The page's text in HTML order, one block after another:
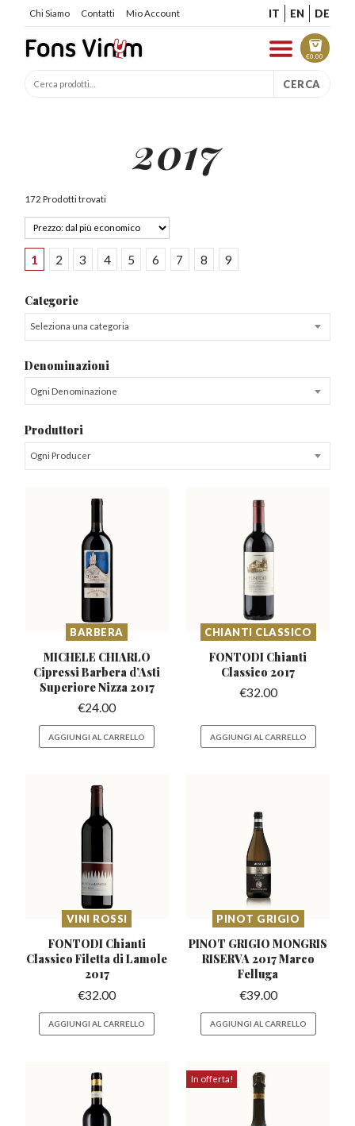
Chi Siamo Contatti Mio Account IT EN DE
€0.00
CERCA
2017
172 Prodotti trovati
1 2 3 4 5 6 7 8 9
Categorie
Seleziona una categoria
Denominazioni
Ogni Denominazione
Produttori
Ogni Producer
BARBERA
MICHELE CHIARLO
Cipressi Barbera d’Asti
Superiore Nizza 2017
€24.00
AGGIUNGI AL CARRELLO
CHIANTI CLASSICO
FONTODI Chianti
Classico 2017
€32.00
AGGIUNGI AL CARRELLO
VINI ROSSI
FONTODI Chianti
ClassicoFiletta di Lamole
2017
€32.00
AGGIUNGI AL CARRELLO
PINOT GRIGIO
PINOT GRIGIO MONGRIS
RISERVA 2017 Marco
Felluga
€39.00
AGGIUNGI AL CARRELLO
In offerta!